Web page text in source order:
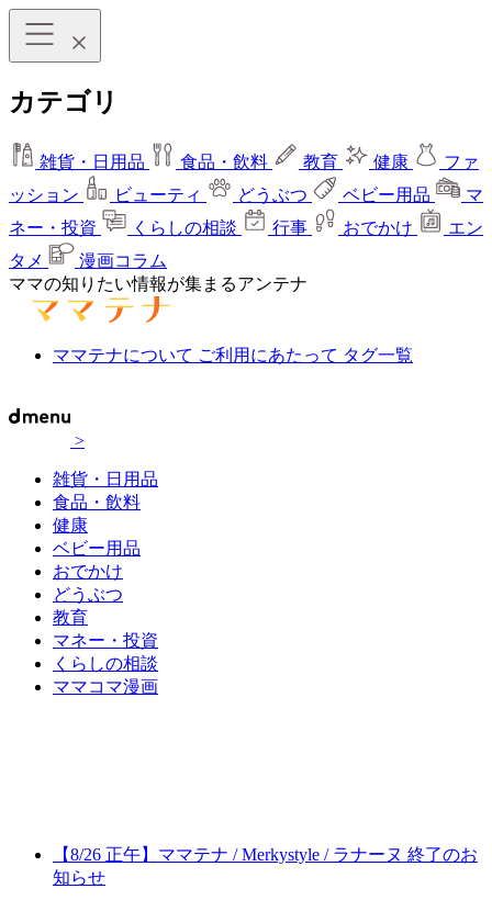
カテゴリ
雑貨・日用品 食品・飲料 教育 健康
ファ
ッション
ビューティ どうぶつ ベビー用品
マ
ネー・投資
くらしの相談 行事 おでかけ
エン
タメ
漫画コラム
ママの知りたい情報が集まるアンテナ
ママテナについて ご利用にあたって タグ一覧
>
雑貨・日用品
食品・飲料
健康
ベビー用品
おでかけ
どうぶつ
教育
マネー・投資
くらしの相談
ママコマ漫画
【8/26 正午】ママテナ / Merkystyle / ラナーヌ 終了のお
知らせ